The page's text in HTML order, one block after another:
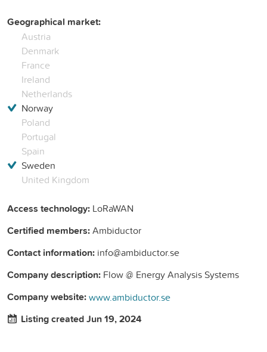
Geographical market:
Austria
Denmark
France
Ireland
Netherlands
Norway
Poland
Portugal
Spain
Sweden
United Kingdom
Access technology: LoRaWAN
Certified members:Ambiductor
Contact information: info@ambiductor.se
Company description: Flow @ Energy Analysis Systems
Company website:www.ambiductor.se
Listing created Jun 19, 2024